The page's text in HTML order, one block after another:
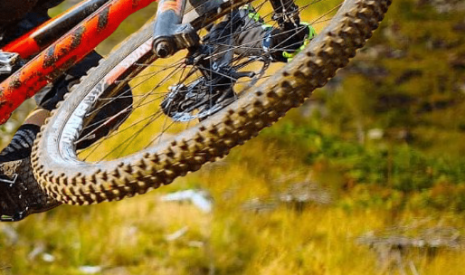
ROAD CARBON
ROAD
CYCLOCROSS
FITNESS